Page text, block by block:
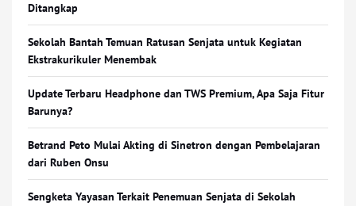
Ditangkap
Sekolah Bantah Temuan Ratusan Senjata untuk Kegiatan
Ekstrakurikuler Menembak
Update Terbaru Headphone dan TWS Premium, Apa Saja Fitur
Barunya?
Betrand Peto Mulai Akting di Sinetron dengan Pembelajaran
dari Ruben Onsu
Sengketa Yayasan Terkait Penemuan Senjata di Sekolah